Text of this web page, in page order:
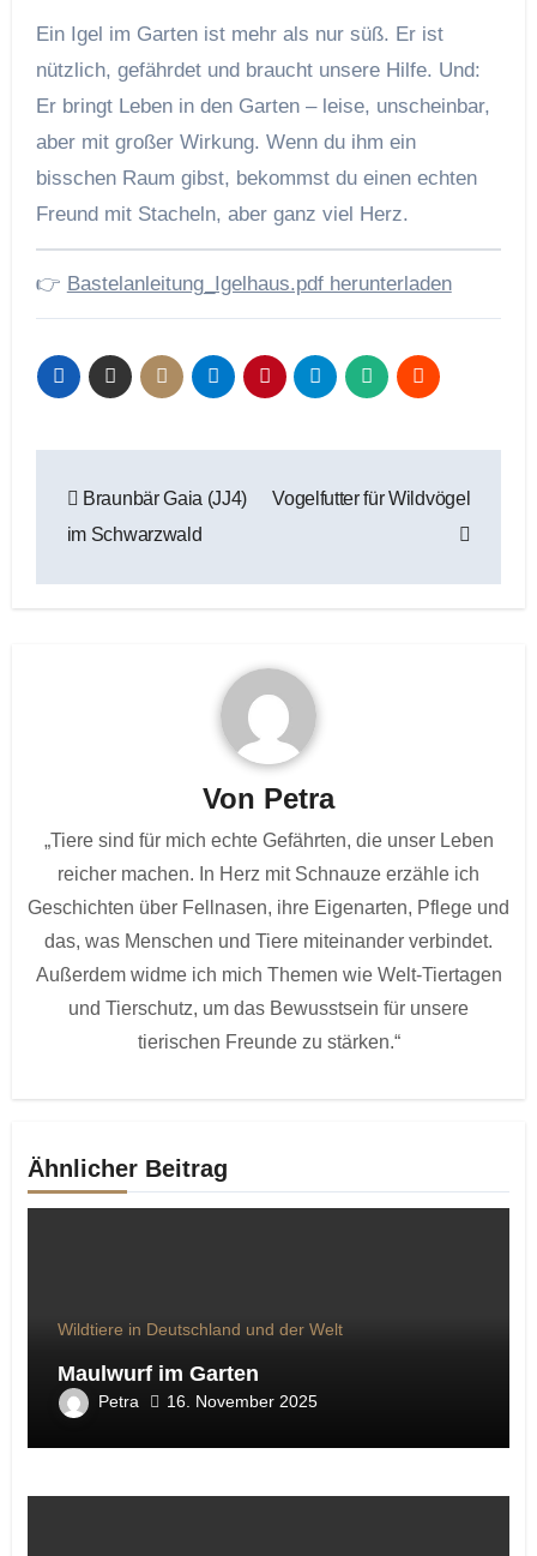
Ein Igel im Garten ist mehr als nur süß. Er ist
nützlich, gefährdet und braucht unsere Hilfe. Und:
Er bringt Leben in den Garten – leise, unscheinbar,
aber mit großer Wirkung. Wenn du ihm ein
bisschen Raum gibst, bekommst du einen echten
Freund mit Stacheln, aber ganz viel Herz.
👉 Bastelanleitung_Igelhaus.pdf herunterladen
Braunbär Gaia (JJ4)
im Schwarzwald
Vogelfutter für Wildvögel
Von Petra
„Tiere sind für mich echte Gefährten, die unser Leben
reicher machen. In Herz mit Schnauze erzähle ich
Geschichten über Fellnasen, ihre Eigenarten, Pflege und
das, was Menschen und Tiere miteinander verbindet.
Außerdem widme ich mich Themen wie Welt-Tiertagen
und Tierschutz, um das Bewusstsein für unsere
tierischen Freunde zu stärken.“
Ähnlicher Beitrag
Wildtiere in Deutschland und der Welt
Maulwurf im Garten
Petra 16. November 2025